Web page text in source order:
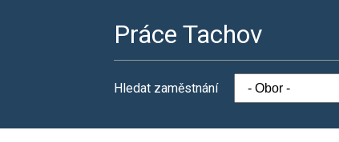
Práce Tachov
Hledat zaměstnání